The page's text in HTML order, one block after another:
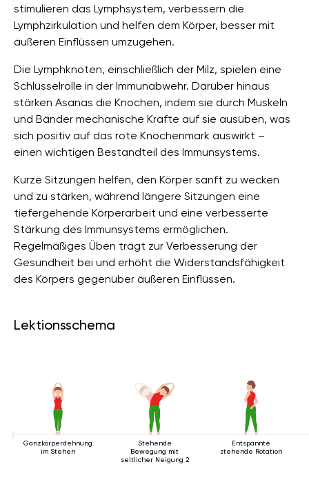
stimulieren das Lymphsystem, verbessern die
Lymphzirkulation und helfen dem Körper, besser mit
äußeren Einflüssen umzugehen.
Die Lymphknoten, einschließlich der Milz, spielen eine
Schlüsselrolle in der Immunabwehr. Darüber hinaus
stärken Asanas die Knochen, indem sie durch Muskeln
und Bänder mechanische Kräfte auf sie ausüben, was
sich positiv auf das rote Knochenmark auswirkt –
einen wichtigen Bestandteil des Immunsystems.
Kurze Sitzungen helfen, den Körper sanft zu wecken
und zu stärken, während längere Sitzungen eine
tiefergehende Körperarbeit und eine verbesserte
Stärkung des Immunsystems ermöglichen.
Regelmäßiges Üben trägt zur Verbesserung der
Gesundheit bei und erhöht die Widerstandsfähigkeit
des Körpers gegenüber äußeren Einflüssen.
Lektionsschema
Ganzkörperdehnung
im Stehen
Stehende
Bewegung mit
seitlicher Neigung 2
Entspannte
stehende Rotation